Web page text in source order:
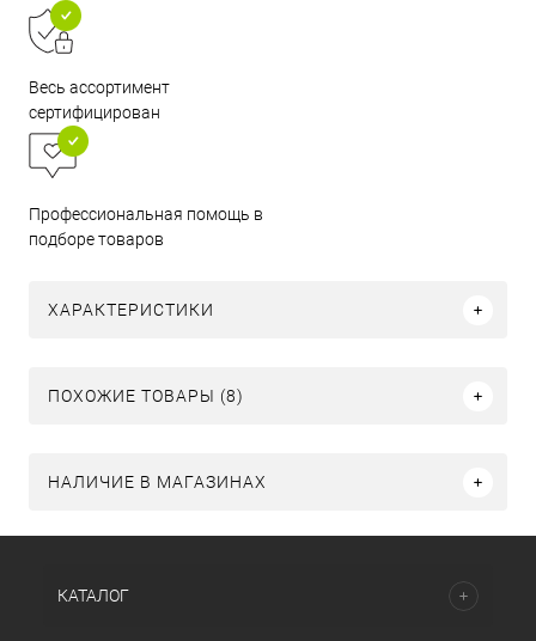
Весь ассортимент
сертифицирован
Профессиональная помощь в
подборе товаров
ХАРАКТЕРИСТИКИ
ПОХОЖИЕ ТОВАРЫ (8)
НАЛИЧИЕ В МАГАЗИНАХ
КАТАЛОГ